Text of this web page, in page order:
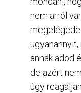
nem arról
annak adod
de azért
úgy